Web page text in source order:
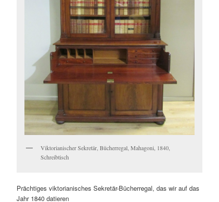
Viktorianischer Sekretär, Bücherregal, Mahagoni, 1840,
Schreibtisch
Prächtiges viktorianisches Sekretär-Bücherregal, das wir auf das
Jahr 1840 datieren